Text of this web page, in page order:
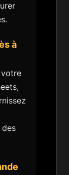
à
votre
des